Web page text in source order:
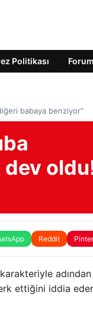
Politikası Forum
babaya benziyor”
Reddit
ettiğini iddia